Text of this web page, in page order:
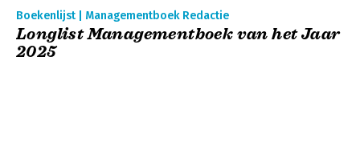
Boekenlijst | Managementboek Redactie
Longlist Managementboek van het Jaar
2025